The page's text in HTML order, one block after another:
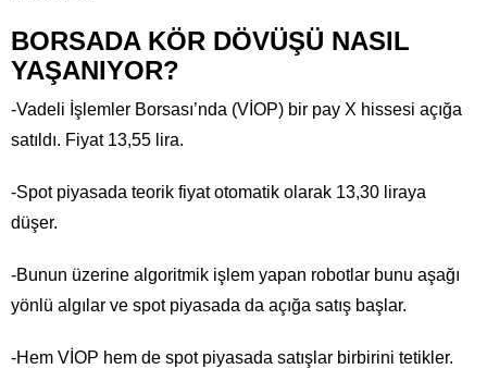
BORSADA KÖR DÖVÜŞÜ NASIL
YAŞANIYOR?
-Vadeli İşlemler Borsası’nda (VİOP) bir pay X hissesi açığa
satıldı. Fiyat 13,55 lira.
-Spot piyasada teorik fiyat otomatik olarak 13,30 liraya
düşer.
-Bunun üzerine algoritmik işlem yapan robotlar bunu aşağı
yönlü algılar ve spot piyasada da açığa satış başlar.
-Hem VİOP hem de spot piyasada satışlar birbirini tetikler.